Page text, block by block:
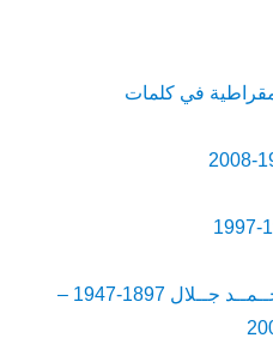
في كلمات
آســـيـــا 1912-1986 – أحــمــد جــلال 1897-1947 –